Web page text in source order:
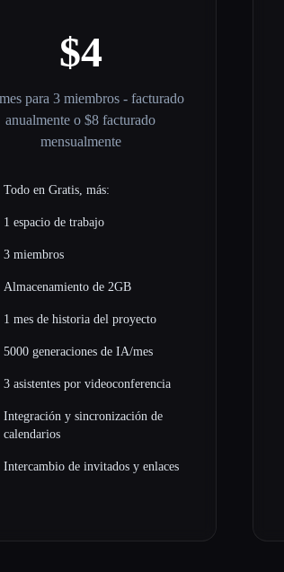
$4
para 3 miembros - facturado
anualmente o $8 facturado
mensualmente
Todo en Gratis, más:
1 espacio de trabajo
3 miembros
Almacenamiento de 2GB
1 mes de historia del proyecto
5000 generaciones de IA/mes
3 asistentes por videoconferencia
Integración y sincronización de
calendarios
Intercambio de invitados y enlaces